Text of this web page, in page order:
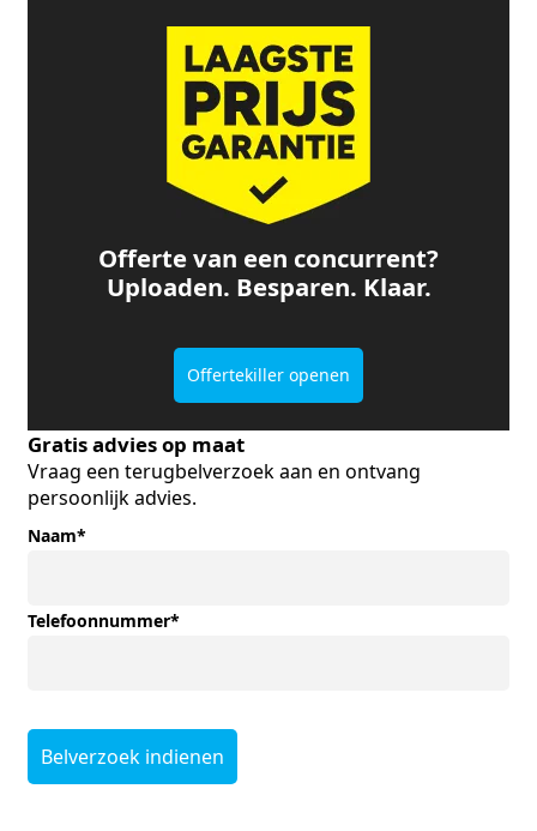
Offerte van een concurrent?
Uploaden. Besparen. Klaar.
Offertekiller openen
Gratis advies op maat
Vraag een terugbelverzoek aan en ontvang
persoonlijk advies.
Naam*
Telefoonnummer*
Belverzoek indienen